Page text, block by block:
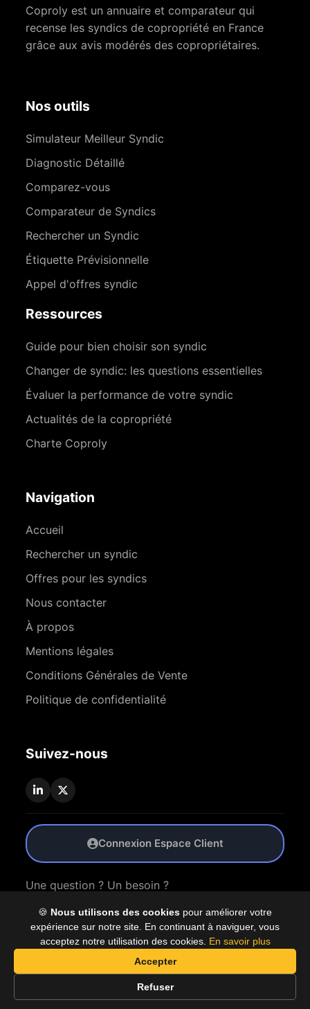
🍪 Nous utilisons des cookies pour améliorer votre
expérience sur notre site. En continuant à naviguer, vous
acceptez notre utilisation des cookies. En savoir plus
Accepter
Refuser
Coproly est un annuaire et comparateur qui
recense les syndics de copropriété en France
grâce aux avis modérés des copropriétaires.
Nos outils
Simulateur Meilleur Syndic
Diagnostic Détaillé
Comparez-vous
Comparateur de Syndics
Rechercher un Syndic
Étiquette Prévisionnelle
Appel d'offres syndic
Ressources
Guide pour bien choisir son syndic
Changer de syndic: les questions essentielles
Évaluer la performance de votre syndic
Actualités de la copropriété
Charte Coproly
Navigation
Accueil
Rechercher un syndic
Offres pour les syndics
Nous contacter
À propos
Mentions légales
Conditions Générales de Vente
Politique de confidentialité
Suivez-nous
Connexion Espace Client
Une question ? Un besoin ?
Nous Contacter
© 2026 Coproly. Tous droits réservés.